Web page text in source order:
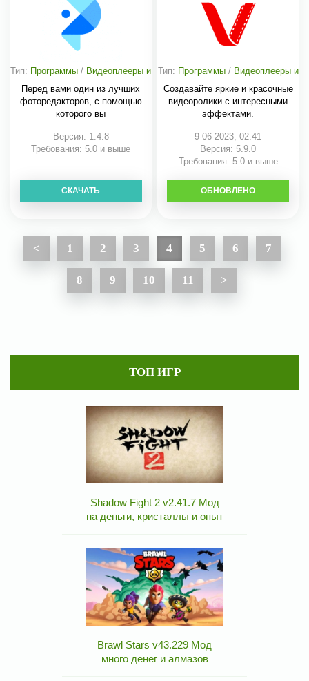
Тип: Программы / Видеоплееры и
Перед вами один из лучших
фоторедакторов, с помощью
которого вы
Версия: 1.4.8
Требования: 5.0 и выше
СКАЧАТЬ
Тип: Программы/ Видеоплееры и
Создавайте яркие и красочные
видеоролики с интересными
эффектами.
9-06-2023, 02:41
Версия: 5.9.0
Требования: 5.0 и выше
СКАЧАТЬ
ОБНОВЛЕНО
< 1 2 3 4 5 6 7
8 9 10 11 >
ТОП ИГР
Shadow Fight 2 v2.41.7 Мод
на деньги, кристаллы и опыт
Brawl Stars v43.229 Мод
много денег и алмазов